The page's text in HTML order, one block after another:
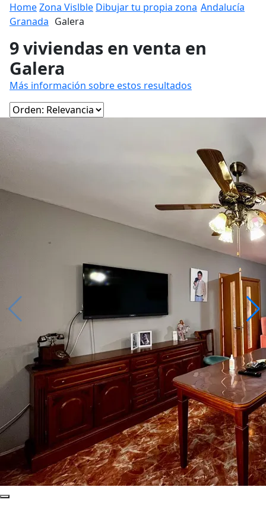
HomeZona Vislble Dibujar tu propia zona Andalucía
Granada Galera
9 viviendas en venta en
Galera
Más información sobre estos resultados